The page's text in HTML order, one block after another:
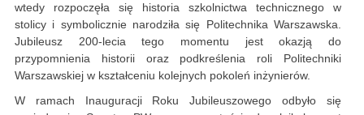
wtedy rozpoczęła się historia szkolnictwa technicznego w
stolicy i symbolicznie narodziła się Politechnika Warszawska.
Jubileusz 200-lecia tego momentu jest okazją do
przypomnienia historii oraz podkreślenia roli Politechniki
Warszawskiej w kształceniu kolejnych pokoleń inżynierów.
W ramach Inauguracji Roku Jubileuszowego odbyło się